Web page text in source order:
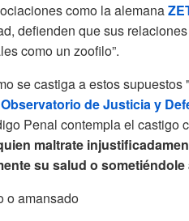
como la alemana
defienden que sus relaciones
como un zoofilo”.
se castiga a estos
Observatorio de Justicia y
Penal contempla el castigo
maltrate
su salud o
o amansado